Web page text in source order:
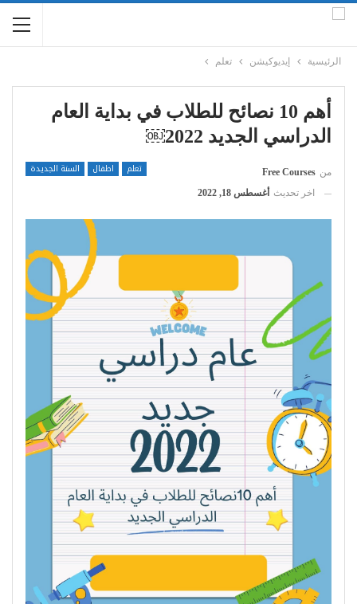
الرئيسية إيديوكيشن تعلم
أهم 10 نصائح للطلاب في بداية العام
الدراسي الجديد 2022￼
تعلم اطفال السنة الجديدة من Free Courses
اخر تحديث أغسطس 18, 2022